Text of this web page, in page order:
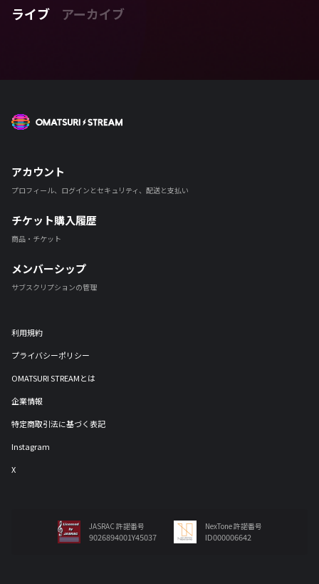
ライブ アーカイブ
アカウント
プロフィール、ログインとセキュリティ、配送と支払い
チケット購入履歴
商品・チケット
メンバーシップ
サブスクリプションの管理
利用規約
プライバシーポリシー
OMATSURI STREAMとは
企業情報
特定商取引法に基づく表記
Instagram
X
JASRAC 許諾番号
9026894001Y45037
NexTone 許諾番号
ID000006642